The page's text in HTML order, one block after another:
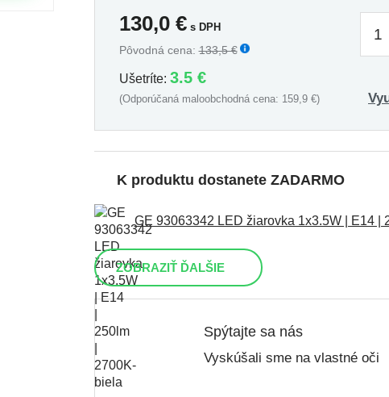
130,0€s DPH
Pôvodná cena:133,5 €
Ušetríte: 3.5 €
(Odporúčaná maloobchodná cena: 159,9 €)
K produktu dostanete ZADARMO
GE 93063342 LED žiarovka 1x3.5W | E14 |
ZOBRAZIŤ ĎALŠIE
Spýtajte sa nás
Vyskúšali sme na vlastné oči